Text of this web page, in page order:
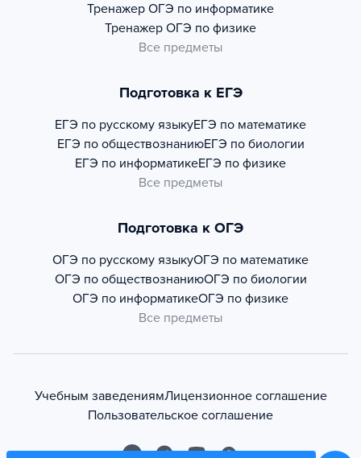
Тренажер ОГЭ по информатике
Тренажер ОГЭ по физике
Все предметы
Подготовка к ЕГЭ
ЕГЭ по русскому языкуЕГЭ по математике
ЕГЭ по обществознаниюЕГЭ по биологии
ЕГЭ по информатикеЕГЭ по физике
Все предметы
Подготовка к ОГЭ
ОГЭ по русскому языкуОГЭ по математике
ОГЭ по обществознаниюОГЭ по биологии
ОГЭ по информатикеОГЭ по физике
Все предметы
Учебным заведениямЛицензионное соглашение
Пользовательское соглашение